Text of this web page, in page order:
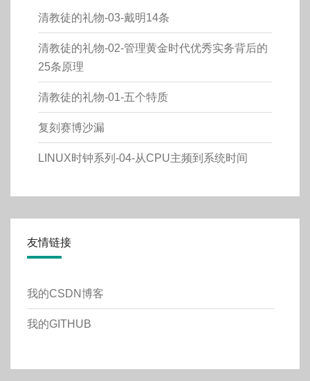
清教徒的礼物-03-戴明14条
清教徒的礼物-02-管理黄金时代优秀实务背后的
25条原理
清教徒的礼物-01-五个特质
复刻赛博沙漏
LINUX时钟系列-04-从CPU主频到系统时间
友情链接
我的CSDN博客
我的GITHUB